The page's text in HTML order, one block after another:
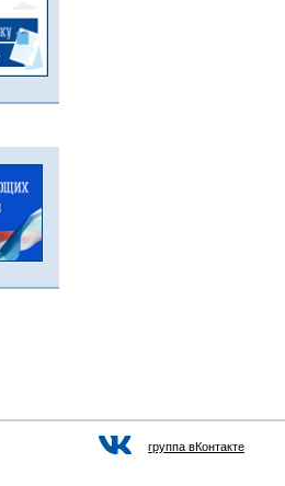
группа вКонтакте